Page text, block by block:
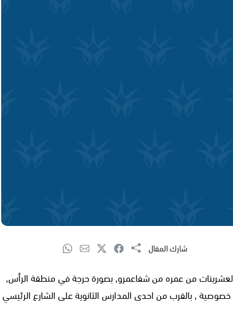
شارك المقال
من عمره من شفاعمرو, بصورة حرجة في منطقة الرأس,
, بالقرب من احدى المدارس الثانوية على الشارع الرئيسي